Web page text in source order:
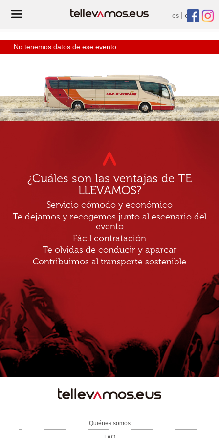
es eu
No tenemos datos de ese evento
¿Cuáles son las ventajas de TE
LLEVAMOS?
Servicio cómodo y económico
Te dejamos y recogemos junto al escenario del
evento
Fácil contratación
Te olvidas de conducir y aparcar
Contribuimos al transporte sostenible
Quiénes somos